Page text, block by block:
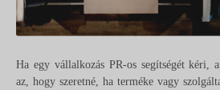
Ha egy vállalkozás PR-os segítségét kéri,
az, hogy szeretné, ha terméke vagy